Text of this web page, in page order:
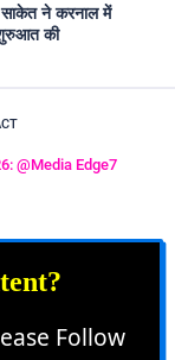
साकेत ने करनाल में
शुरुआत की
@Media Edge7
Follow